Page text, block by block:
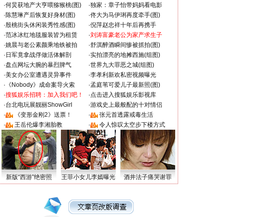
·何炅获地产大亨喂猕猴桃(图) ·独家：章子怡带妈妈看电影
·陈慧琳产后恢复好身材(图) ·佟大为马伊琍再度牵手(图)
·殷桃街头休闲装秀性感(图) ·倪萍赵忠祥十年后再携手
·范冰冰红地毯服装皆为租赁 ·刘涛富豪老公为家产求生子
·姚晨与老公素颜乘地铁被拍 ·舒淇醉酒瞬间惨被抓拍(图)
· 日军竟拿战俘做活体解剖 ·实拍漂亮的地摊西施(组图)
·盘点网坛大腕的暴烈脾气 ·世界九大罪恶之城(组图)
·美女办公室遭遇灵异事件 ·李孝利新欢私密视频曝光
· 《Nobody》成命案导火索 ·孟庭苇可爱儿子最新照(图)
·搜狐娱乐招聘：加入我们吧！ ·点击进入搜狐娱乐影视库
·台北电玩展靓丽ShowGirl ·游戏史上最般配的十对情侣
·
《变形金刚2》送票！ ·
张元首透露戒毒生活
·
王岳伦爆李湘胎教 · 令人惊叹太空步下楼方式
新版“西游”绝密照 王菲小女儿李嫣曝光 酒井法子痛哭谢罪